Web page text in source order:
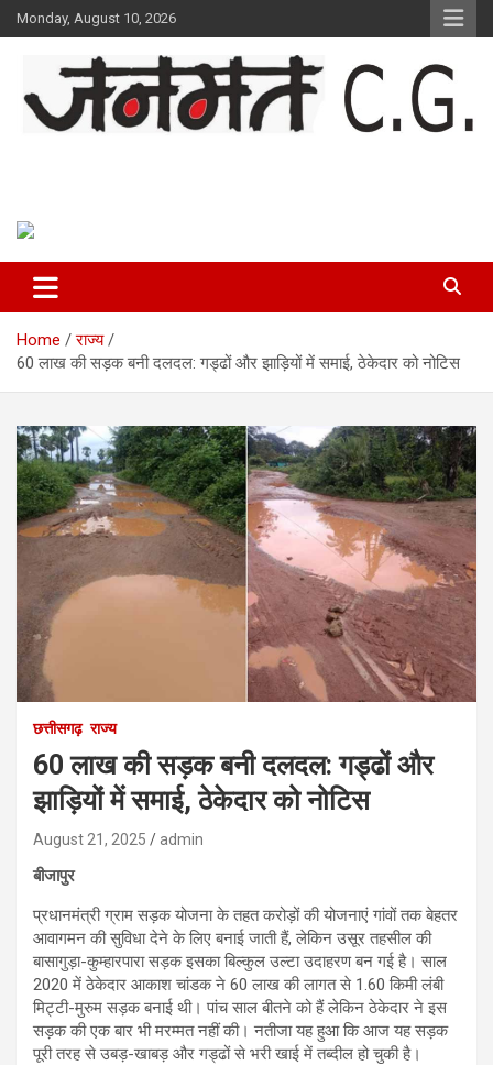
Skip
to
Monday, August 10, 2026
Home
राज्य
60 लाख की सड़क बनी दलदल: गड्ढों और झाड़ियों में समाई, ठेकेदार को नोटिस
छत्तीसगढ़ राज्य
60 लाख की सड़क बनी दलदल: गड्ढों और
झाड़ियों में समाई, ठेकेदार को नोटिस
August 21, 2025 admin
बीजापुर
प्रधानमंत्री ग्राम सड़क योजना के तहत करोड़ों की योजनाएं गांवों तक बेहतर
आवागमन की सुविधा देने के लिए बनाई जाती हैं, लेकिन उसूर तहसील की
बासागुड़ा-कुम्हारपारा सड़क इसका बिल्कुल उल्टा उदाहरण बन गई है। साल
2020 में ठेकेदार आकाश चांडक ने 60 लाख की लागत से 1.60 किमी लंबी
मिट्टी-मुरुम सड़क बनाई थी। पांच साल बीतने को हैं लेकिन ठेकेदार ने इस
सड़क की एक बार भी मरम्मत नहीं की। नतीजा यह हुआ कि आज यह सड़क
पूरी तरह से उबड़-खाबड़ और गड्ढों से भरी खाई में तब्दील हो चुकी है।